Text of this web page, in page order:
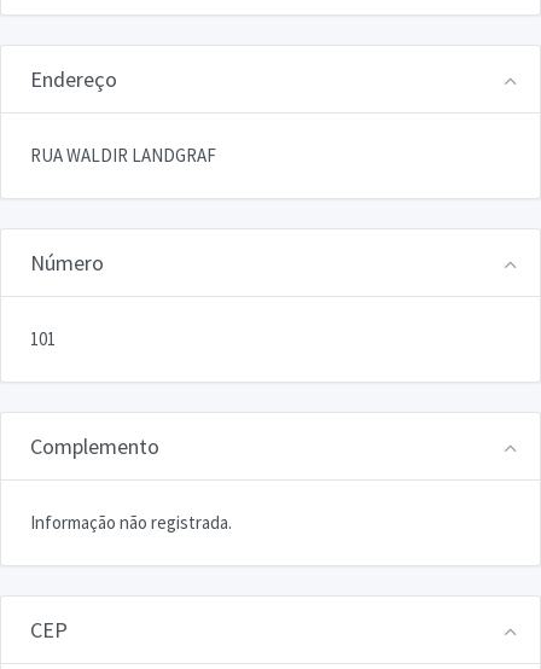
Endereço
RUA WALDIR LANDGRAF
Número
101
Complemento
Informação não registrada.
CEP